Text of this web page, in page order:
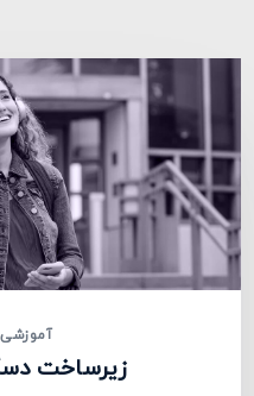
آموزشی
زیرساخت